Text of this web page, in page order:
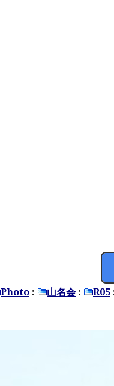
Photo : 山名会: R05